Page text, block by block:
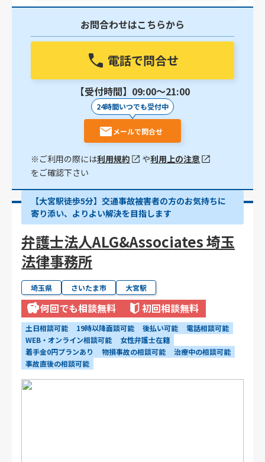
お問合わせはこちらから
電話で問合せ
【受付時間】09:00〜21:00
24時間いつでも受付中
メールで問合せ
※ご利用の際には利用規約 や利用上の注意
をご確認下さい
【大宮駅徒歩5分】交通事故被害者の方のお気持ちに
寄り添い、よりよい解決を目指します
弁護士法人ALG&Associates 埼玉
法律事務所
埼玉県 さいたま市 大宮駅
何回でも相談無料 初回相談無料
土日相談可能 19時以降面談可能 後払い可能
電話相談可能
WEB・オンライン相談可能
女性弁護士在籍
着手金0円プランあり
物損事故の相談可能
治療中の相談可能
事故直後の相談可能